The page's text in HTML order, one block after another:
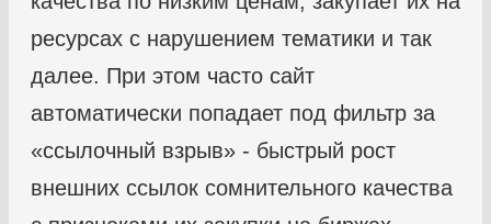
ресурсах с нарушением тематики и так
далее. При этом часто сайт
автоматически попадает под фильтр за
«ссылочный взрыв» - быстрый рост
внешних ссылок сомнительного качества